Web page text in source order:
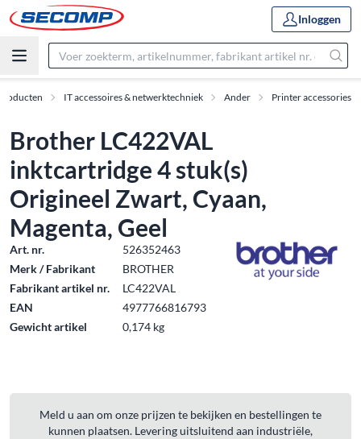
Inloggen
IT accessoires & netwerktechniek Ander Printer accessories
Brother LC422VAL
inktcartridge 4 stuk(s)
Origineel Zwart, Cyaan,
Magenta, Geel
Art. nr.
526352463
Merk / Fabrikant
BROTHER
Fabrikant artikel nr.
LC422VAL
EAN
4977766816793
Gewicht artikel
0,174 kg
Meld u aan om onze prijzen te bekijken en bestellingen te
kunnen plaatsen. Levering uitsluitend aan industriële,